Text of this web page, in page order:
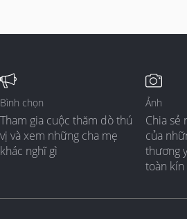
Bình chọn
Tham gia cuộc thăm dò thú
vị và xem những cha mẹ
khác nghĩ gì
Ảnh
Chia sẻ
của
thương
toàn